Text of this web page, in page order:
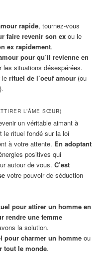
rapide, tournez-vous
faire revenir son exou le
ex rapidement.
pour qu’il revienne en
situations désespérées.
le rituel de l’oeuf amour(ou
L’ÂME SŒUR)
un véritable aimant à
le rituel fondé sur la loi
à votre attente. En adoptant
positives qui
autour de vous.C’est
votre pouvoir de séduction
pour attirer un homme en
rendre une femme
la solution.
pour charmer un hommeou
tout le monde.